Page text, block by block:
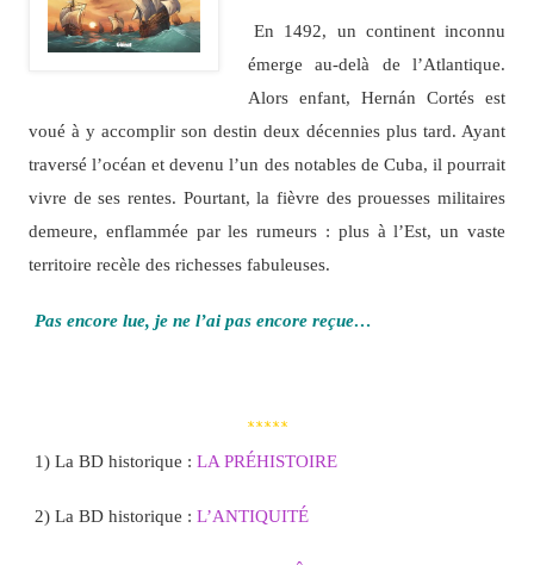
En 1492, un continent inconnu
émerge au-delà de l’Atlantique.
Alors enfant, Hernán Cortés est
voué à y accomplir son destin deux décennies plus tard. Ayant
traversé l’océan et devenu l’un des notables de Cuba, il pourrait
vivre de ses rentes. Pourtant, la fièvre des prouesses militaires
demeure, enflammée par les rumeurs : plus à l’Est, un vaste
territoire recèle des richesses fabuleuses.
Pas encore lue, je ne l’ai pas encore reçue…
*****
1) La BD historique : LA PRÉHISTOIRE
2) La BD historique : L’ANTIQUITÉ